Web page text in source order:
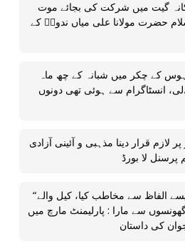
گیت میں شرکت کی بجائے موت
حضرت مولانا علی میاں ندویؒ کے
کے چکر میں شبانہ کے چھ ماہ
انسٹاگرام سے ہوئی تھی دونوں
لازم قرار دینا مذہبی و آئینی آزادی
پرسنل لا بورڈ
“ملّا، کٹوا، دیش دروہی” جیسے الفاظ سے مخاطب کیا، کیل والے
سے مارا : پارلیمنٹ مارچ میں
کی داستان